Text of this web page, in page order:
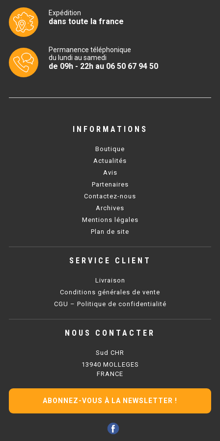
CUISINIÈRE 600 GAZ
CUISINIÈRE 900 GAZ
CUISINIÈRE 900 ÉLECTRIQUE
BAIN MARIE 600 ÉLECTRIQUE
BAIN MARIE 700 ÉLECTRIQUE
CHAUFFE FRITES SÉRIE UOC
CHAUFFE FRITES 700 ÉLECTRIQUE
PLAQUE DE CUISSON
PLAQUE SÉRIE UOC
Expédition
dans toute la france
Permanence téléphonique
du lundi au samedi
de 09h - 22h au 06 50 67 94 50
INFORMATIONS
Boutique
Actualités
Avis
Partenaires
Contactez-nous
Archives
Mentions légales
Plan de site
SERVICE CLIENT
Livraison
Conditions générales de vente
CGU – Politique de confidentialité
NOUS CONTACTER
Sud CHR
13940 MOLLEGES
FRANCE
ABONNEZ-VOUS À LA NEWSLETTER !